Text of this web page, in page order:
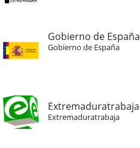
Gobierno de España
Gobierno de España
Extremaduratrabaja
Extremaduratrabaja